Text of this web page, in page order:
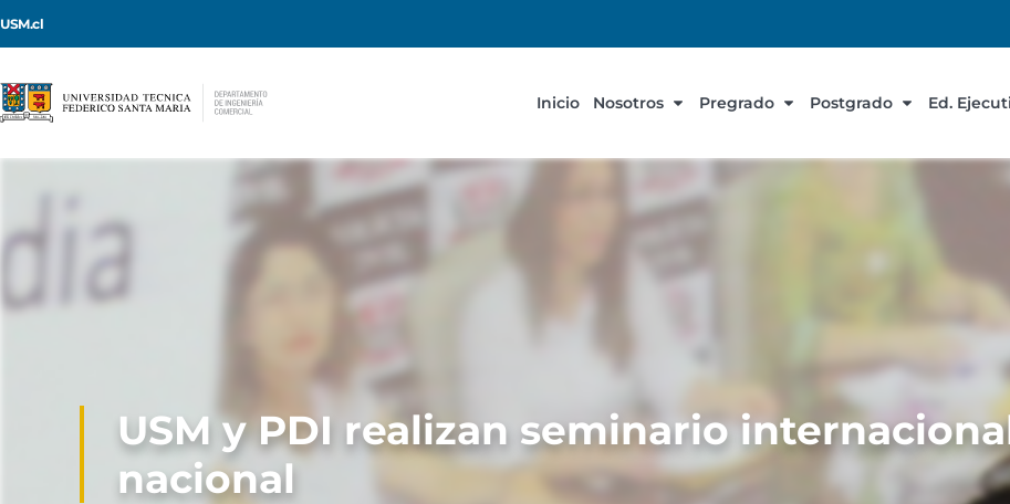
USM.cl
Inicio Nosotros Pregrado Postgrado Ed.
USM y PDI realizan seminario
nacional